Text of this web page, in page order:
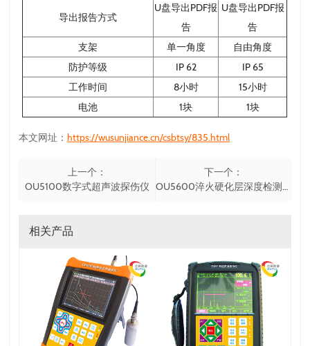
导出报告方式
U盘导出PDF报
告
U盘导出PDF报
告
支架
单一角度
自由角度
防护等级
IP 62
IP 65
工作时间
8小时
15小时
电池
1块 1块
本文网址：https://wusunjiance.cn/csbtsy/835.html
上一个：
OU5100数字式超声波探伤仪
下一个：
OU5600淬火硬化层深度检测仪
相关产品